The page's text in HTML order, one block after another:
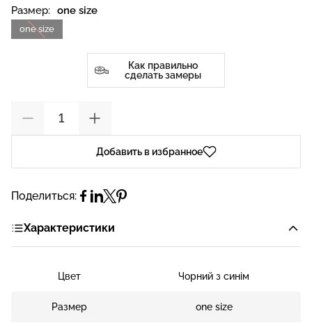
Размер: one size
one size
Как правильно
сделать замеры
Добавить в избранное
Поделиться:
Характеристики
Цвет Чорний з синім
Размер one size